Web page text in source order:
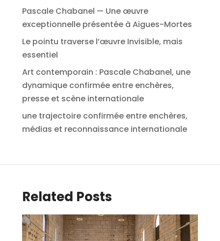
Pascale Chabanel — Une œuvre
exceptionnelle présentée à Aigues-Mortes
Le pointu traverse l’œuvre Invisible, mais
essentiel
Art contemporain : Pascale Chabanel, une
dynamique confirmée entre enchères,
presse et scène internationale
une trajectoire confirmée entre enchères,
médias et reconnaissance internationale
Related Posts